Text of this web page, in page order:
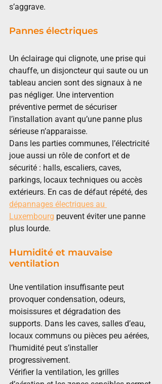
s’aggrave.
Pannes électriques
Un éclairage qui clignote, une prise qui
chauffe, un disjoncteur qui saute ou un
tableau ancien sont des signaux à ne
pas négliger. Une intervention
préventive permet de sécuriser
l’installation avant qu’une panne plus
sérieuse n’apparaisse.
Dans les parties communes, l’électricité
joue aussi un rôle de confort et de
sécurité : halls, escaliers, caves,
parkings, locaux techniques ou accès
extérieurs. En cas de défaut répété, des
dépannages électriques au
Luxembourg peuvent éviter une panne
plus lourde.
Humidité et mauvaise
ventilation
Une ventilation insuffisante peut
provoquer condensation, odeurs,
moisissures et dégradation des
supports. Dans les caves, salles d’eau,
locaux communs ou pièces peu aérées,
l’humidité peut s’installer
progressivement.
Vérifier la ventilation, les grilles